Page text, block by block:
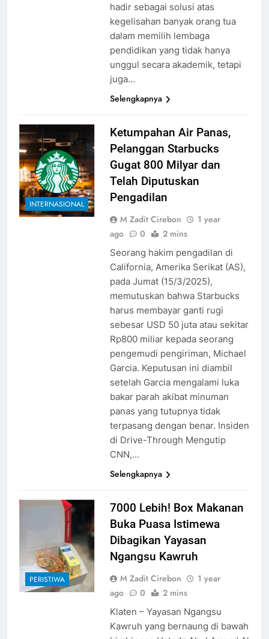
hadir sebagai solusi atas
kegelisahan banyak orang tua
dalam memilih lembaga
pendidikan yang tidak hanya
unggul secara akademik, tetapi
juga…
Selengkapnya
INTERNASIONAL
Ketumpahan Air Panas,
Pelanggan Starbucks
Gugat 800 Milyar dan
Telah Diputuskan
Pengadilan
M Zadit Cirebon
1 year
ago
0 2 mins
Seorang hakim pengadilan di
California, Amerika Serikat (AS),
pada Jumat (15/3/2025),
memutuskan bahwa Starbucks
harus membayar ganti rugi
sebesar USD 50 juta atau sekitar
Rp800 miliar kepada seorang
pengemudi pengiriman, Michael
Garcia. Keputusan ini diambil
setelah Garcia mengalami luka
bakar parah akibat minuman
panas yang tutupnya tidak
terpasang dengan benar. Insiden
di Drive-Through Mengutip
CNN,…
Selengkapnya
PERISTIWA
7000 Lebih! Box Makanan
Buka Puasa Istimewa
Dibagikan Yayasan
Ngangsu Kawruh
M Zadit Cirebon
1 year
ago
0 2 mins
Klaten – Yayasan Ngangsu
Kawruh yang bernaung di bawah